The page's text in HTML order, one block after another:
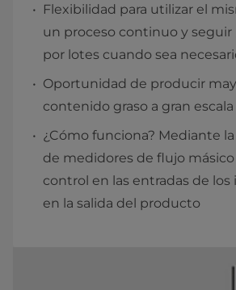
Flexibilidad para utilizar el
un proceso continuo y
por lotes cuando sea
Oportunidad de producir
contenido graso a gran escala
¿Cómo funciona? Mediante
de medidores de flujo másico
control en las entradas de
en la salida del producto